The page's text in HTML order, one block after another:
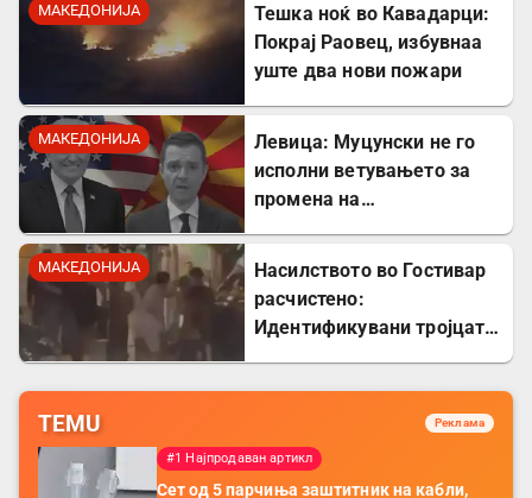
МАКЕДОНИЈА
Тешка ноќ во Кавадарци:
Покрај Раовец, избувнаа
уште два нови пожари
МАКЕДОНИЈА
Левица: Муцунски не го
исполни ветувањето за
промена на
МАКЕДОНИЈА
Насилството во Гостивар
расчистено:
Идентификувани тројцата
TEMU Реклама
#1 Најпродаван артикл
Сет од 5 парчиња заштитник на кабли,